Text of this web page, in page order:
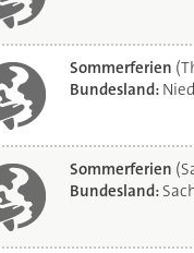
Sommerferien
Bundesland:
Sommerferien
Bundesland: